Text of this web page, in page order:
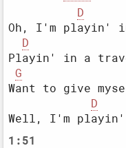
D
Oh, I'm playin'
D
Playin' in a
G
Want to give
D
1:51